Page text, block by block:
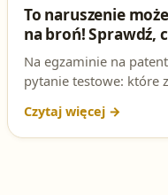
To naruszenie
na broń! Sprawdź,
Na egzaminie na
pytanie testowe: które
Odpowiedź jest
o broni i amunicji.